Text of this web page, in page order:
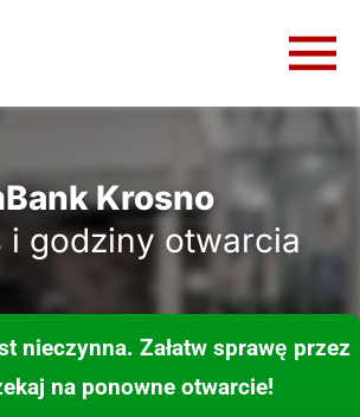
Krosno
i godziny otwarcia
nieczynna. Załatw sprawę przez
na ponowne otwarcie!